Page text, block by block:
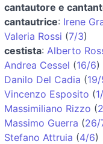
cantautore e
cantautrice: Irene
Valeria Rossi (7/3)
cestista: Alberto
Andrea Cessel (16/6)
Danilo Del Cadia (
Vincenzo Esposito (
Massimiliano Rizzo (
Massimo Guerra (26/
Stefano Attruia (4/6)